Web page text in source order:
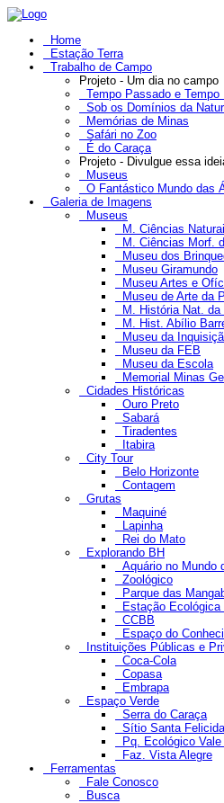
Home
Estação Terra
Trabalho de Campo
Projeto - Um dia no campo
Tempo Passado e Tempo
Sob os Domínios da
Memórias de Minas
Safári no Zoo
É do Caraça
Projeto - Divulgue essa
Museus
O Fantástico Mundo das
Galeria de Imagens
Museus
M. Ciências
M. Ciências Morf.
Museu dos
Museu Giramundo
Museu Artes e
Museu de Arte da
M. História Nat. da
M. Hist. Abílio
Museu da
Museu da FEB
Museu da Escola
Memorial Minas
Cidades Históricas
Ouro Preto
Sabará
Tiradentes
Itabira
City Tour
Belo Horizonte
Contagem
Grutas
Maquiné
Lapinha
Rei do Mato
Explorando BH
Aquário no Mundo
Zoológico
Parque das
Estação Ecológica
CCBB
Espaço do
Instituições Públicas e
Coca-Cola
Copasa
Embrapa
Espaço Verde
Serra do Caraça
Sítio Santa
Pq. Ecológico Vale
Faz. Vista Alegre
Ferramentas
Fale Conosco
Busca